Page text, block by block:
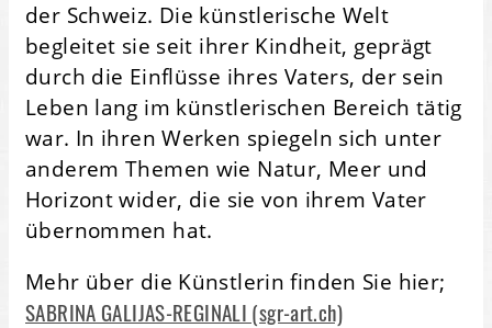
der Schweiz. Die künstlerische Welt
begleitet sie seit ihrer Kindheit, geprägt
durch die Einflüsse ihres Vaters, der sein
Leben lang im künstlerischen Bereich tätig
war. In ihren Werken spiegeln sich unter
anderem Themen wie Natur, Meer und
Horizont wider, die sie von ihrem Vater
übernommen hat.
Mehr über die Künstlerin finden Sie hier;
SABRINA GALIJAS-REGINALI (sgr-art.ch)